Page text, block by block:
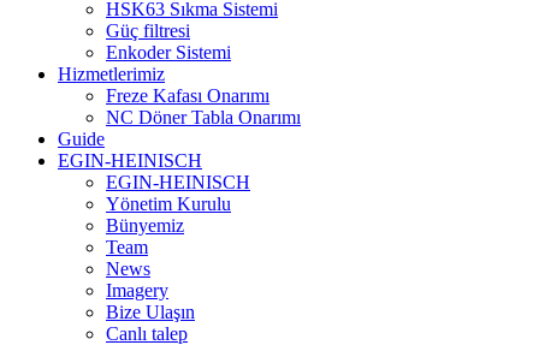
HSK63 Sıkma Sistemi
Güç filtresi
Enkoder Sistemi
Hizmetlerimiz
Freze Kafası Onarımı
NC Döner Tabla Onarımı
Guide
EGIN-HEINISCH
EGIN-HEINISCH
Yönetim Kurulu
Bünyemiz
Team
News
Imagery
Bize Ulaşın
Canlı talep